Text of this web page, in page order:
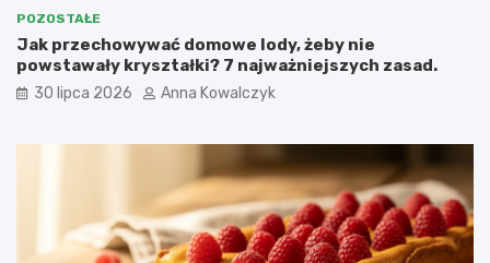
POZOSTAŁE
Jak przechowywać domowe lody, żeby nie
powstawały kryształki? 7 najważniejszych zasad.
30 lipca 2026 Anna Kowalczyk